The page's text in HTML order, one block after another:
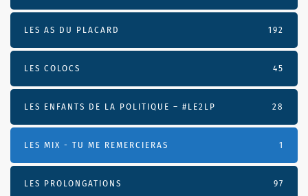
LES AS DU PLACARD 192
LES COLOCS 45
LES ENFANTS DE LA POLITIQUE – #LE2LP 28
LES MIX - TU ME REMERCIERAS 1
LES PROLONGATIONS 97